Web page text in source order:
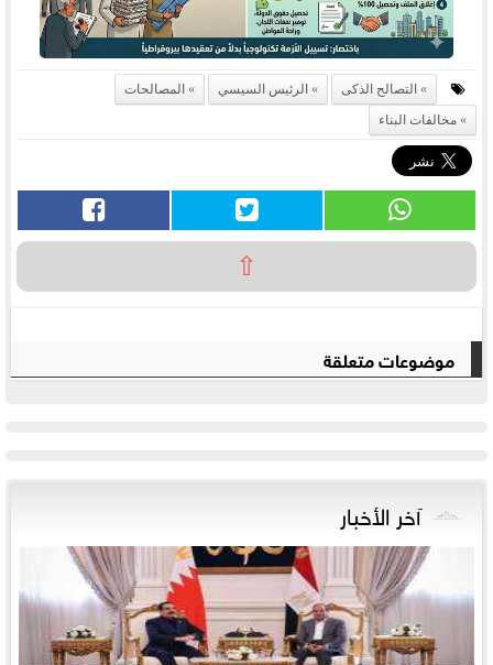
التصالح الذكى الرئيس السيسي
المصالحات
مخالفات البناء
⇧
موضوعات متعلقة
آخر الأخبار